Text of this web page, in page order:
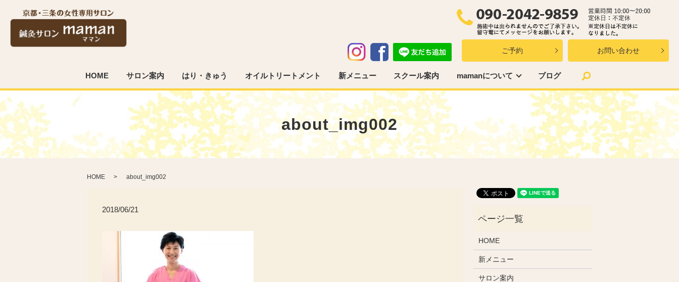
お問い合わせ
ご予約
HOME サロン案内 はり・きゅう オイルトリートメント 新メニュー スクール案内 mamanについて ブログ
about_img002
HOME about_img002
2018/06/21
HOME
新メニュー
サロン案内